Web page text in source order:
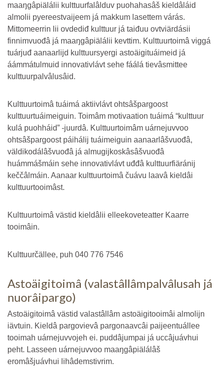
maaŋgâpiälálii kulttuurfalâlduv puohahasâš kieldâláid
almolii pyereestvaijeem já makkum lasettem várás.
Mittomeerrin lii ovdediđ kulttuur já taiđuu ovtviärdásii
finnimvuođâ já maaŋgâpiälálii kevttim. Kulttuurtoimâ viggá
tuárjuđ aanaarlijd kulttuursyergi astoäigituáimeid já
áámmátulmuid innovativlávt sehe fáálá tievâsmittee
kulttuurpalvâlusâid.
Kulttuurtoimâ tuáimá aktiivlávt ohtsâšpargoost
kulttuurtuáimeiguin. Toimâm motivaation tuáimá “kulttuur
kulá puohháid” -juurdâ. Kulttuurtoimâm uárnejuvvoo
ohtsâšpargoost páihálij tuáimeiguin aanaarlâšvuođâ,
väldikodálâšvuođâ já almugijkoskâsâšvuođâ
huámmášmáin sehe innovativlávt uđđâ kulttuurfiäránij
keččâlmáin. Aanaar kulttuurtoimâ čuávu laavâ kieldâi
kulttuurtooimâst.
Kulttuurtoimâ västid kieldâlii elleekoveteatter Kaarre
tooimâin.
Kulttuurčällee, puh 040 776 7546
Astoäigitoimâ (valastâllâmpalvâlusah já
nuorâipargo)
Astoäigitoimâ västid valastâllâm astoäigitooimâi almolijn
iävtuin. Kieldâ pargovievâ pargonaavcâi paijeentuállee
tooimah uárnejuvvojeh ei. puddâjumpai já uccâjuávhui
peht. Lasseen uárnejuvvoo maaŋgâpiälálâš
eromâšjuávhui lihâdemstivrim.